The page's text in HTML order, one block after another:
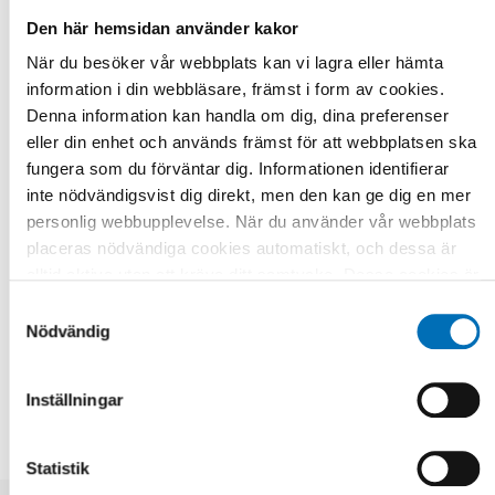
Den här hemsidan använder kakor
När du besöker vår webbplats kan vi lagra eller hämta
information i din webbläsare, främst i form av cookies.
Denna information kan handla om dig, dina preferenser
eller din enhet och används främst för att webbplatsen ska
fungera som du förväntar dig. Informationen identifierar
inte nödvändigsvist dig direkt, men den kan ge dig en mer
personlig webbupplevelse. När du använder vår webbplats
placeras nödvändiga cookies automatiskt, och dessa är
dess funktioner. Vi respekterar din integritet, och du kan
välja vilka ytterligare cookies (statistiska, preferens,
marknadsföring och oklassificerade) du vill acceptera.
Klicka på de olika kategorirubrikerna för att ta reda på mer
blockering av cookies kan påverka din upplevelse av
webbplatsen och de tjänster vi erbjuder. Om du har besökt
Nödvändig
Inställningar
Statistik